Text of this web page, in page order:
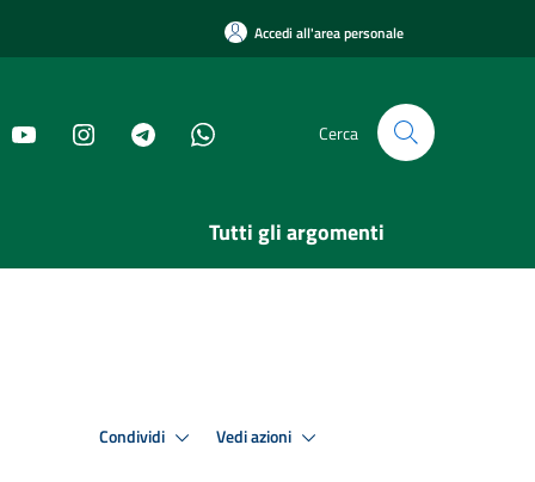
Accedi all'area personale
Cerca
Tutti gli argomenti
Condividi Vedi azioni